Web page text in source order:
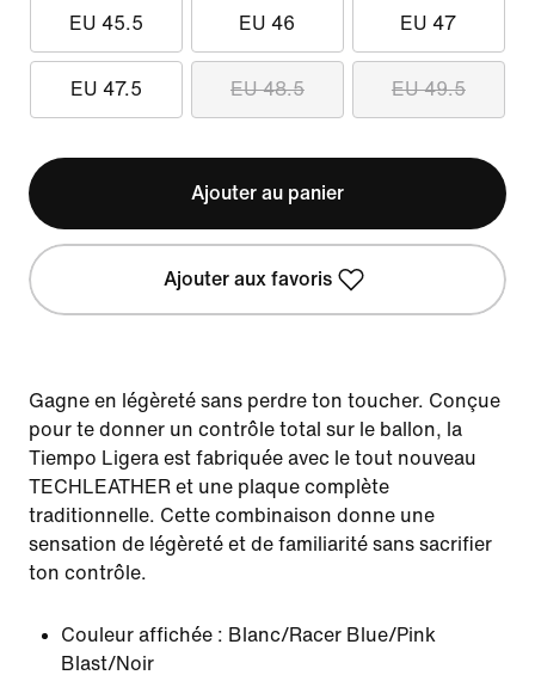
EU 45.5 EU 46 EU 47
EU 47.5 EU 48.5 EU 49.5
Ajouter au panier
Ajouter aux favoris
Gagne en légèreté sans perdre ton toucher. Conçue
pour te donner un contrôle total sur le ballon, la
Tiempo Ligera est fabriquée avec le tout nouveau
TECHLEATHER et une plaque complète
traditionnelle. Cette combinaison donne une
sensation de légèreté et de familiarité sans sacrifier
ton contrôle.
Couleur affichée : Blanc/Racer Blue/Pink
Blast/Noir